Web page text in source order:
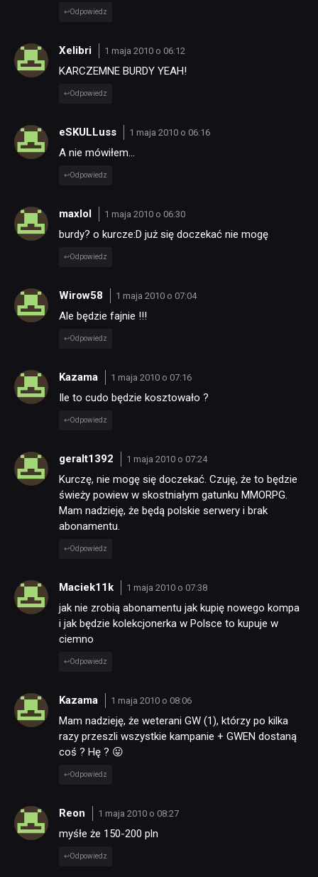
Odpowiedz
Xelibri 1 maja 2010 o 06:12
KARCZEMNE BURDY YEAH!
Odpowiedz
eSKULLuss 1 maja 2010 o 06:16
A nie mówiłem…
Odpowiedz
maxlol 1 maja 2010 o 06:30
burdy? o kurcze:D już się doczekać nie mogę
Odpowiedz
Wirow58 1 maja 2010 o 07:04
Ale będzie fajnie !!!
Odpowiedz
Kazama 1 maja 2010 o 07:16
Ile to cudo będzie kosztowało ?
Odpowiedz
geralt1392 1 maja 2010 o 07:24
Kurczę, nie mogę się doczekać. Czuję, że to będzie
świeży powiew w skostniałym gatunku MMORPG.
Mam nadzieję, że będą polskie serwery i brak
abonamentu.
Odpowiedz
Maciek11k 1 maja 2010 o 07:38
jak nie zrobią abonamentu jak kupię nowego kompa
i jak będzie kolekcjonerka w Polsce to kupuje w
ciemno
Odpowiedz
Kazama 1 maja 2010 o 08:06
Mam nadzieję, że weterani GW (1), którzy po kilka
razy przeszli wszystkie kampanie + GWEN dostaną
coś ? Hę ? 😛
Odpowiedz
Reon 1 maja 2010 o 08:27
myśłe że 150-200 pln
Odpowiedz